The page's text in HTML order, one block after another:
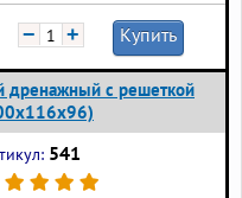
− + Купить
дренажный с решеткой
541